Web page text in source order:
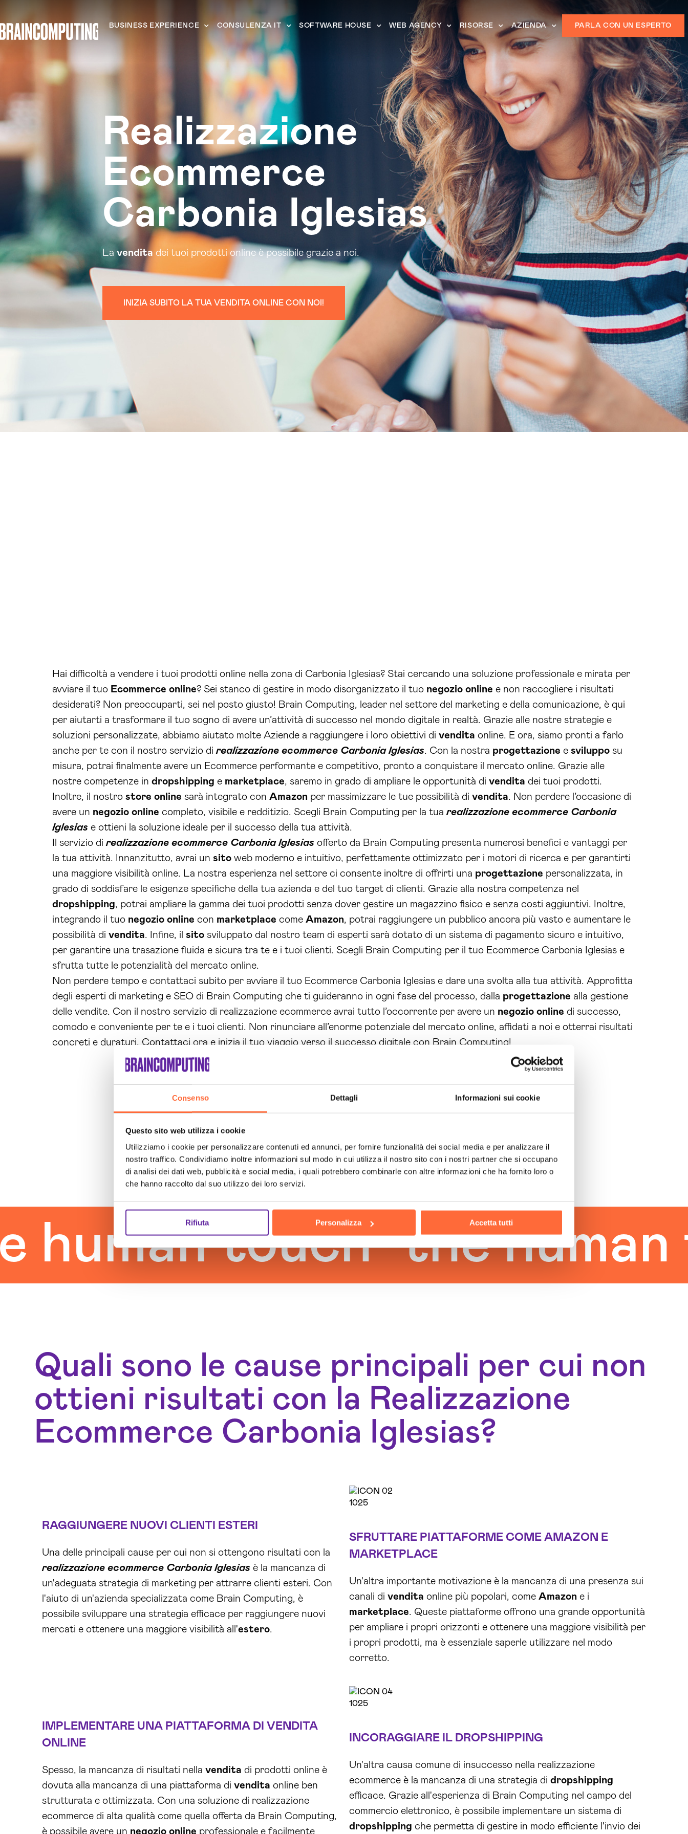
Consenso Dettagli Informazioni sui cookie
Questo sito web utilizza i cookie
Utilizziamo i cookie per personalizzare contenuti ed annunci, per fornire funzionalità dei social media e per analizzare il
nostro traffico. Condividiamo inoltre informazioni sul modo in cui utilizza il nostro sito con i nostri partner che si occupano
di analisi dei dati web, pubblicità e social media, i quali potrebbero combinarle con altre informazioni che ha fornito loro o
che hanno raccolto dal suo utilizzo dei loro servizi.
Rifiuta Personalizza Accetta tutti
BUSINESS EXPERIENCE CONSULENZA IT SOFTWARE HOUSE WEB AGENCY RISORSE AZIENDA PARLA CON UN ESPERTO
Realizzazione
Ecommerce
Carbonia Iglesias
La vendita dei tuoi prodotti online è possibile grazie a noi.
INIZIA SUBITO LA TUA VENDITA ONLINE CON NOI!
Hai difficoltà a vendere i tuoi prodotti online nella zona di Carbonia Iglesias? Stai cercando una soluzione professionale e mirata per
avviare il tuo Ecommerce online? Sei stanco di gestire in modo disorganizzato il tuo negozio online e non raccogliere i risultati
desiderati? Non preoccuparti, sei nel posto giusto! Brain Computing, leader nel settore del marketing e della comunicazione, è qui
per aiutarti a trasformare il tuo sogno di avere un’attività di successo nel mondo digitale in realtà. Grazie alle nostre strategie e
soluzioni personalizzate, abbiamo aiutato molte Aziende a raggiungere i loro obiettivi di vendita online. E ora, siamo pronti a farlo
anche per te con il nostro servizio direalizzazione ecommerce Carbonia Iglesias. Con la nostra progettazione e sviluppo su
misura, potrai finalmente avere un Ecommerce performante e competitivo, pronto a conquistare il mercato online. Grazie alle
nostre competenze in dropshipping e marketplace, saremo in grado di ampliare le opportunità di vendita dei tuoi prodotti.
Inoltre, il nostro store online sarà integrato con Amazon per massimizzare le tue possibilità di vendita. Non perdere l’occasione di
avere un negozio online completo, visibile e redditizio. Scegli Brain Computing per la tuarealizzazione ecommerce Carbonia
Iglesias e ottieni la soluzione ideale per il successo della tua attività.
Il servizio direalizzazione ecommerce Carbonia Iglesias offerto da Brain Computing presenta numerosi benefici e vantaggi per
la tua attività. Innanzitutto, avrai un sito web moderno e intuitivo, perfettamente ottimizzato per i motori di ricerca e per garantirti
una maggiore visibilità online. La nostra esperienza nel settore ci consente inoltre di offrirti una progettazione personalizzata, in
grado di soddisfare le esigenze specifiche della tua azienda e del tuo target di clienti. Grazie alla nostra competenza nel
dropshipping, potrai ampliare la gamma dei tuoi prodotti senza dover gestire un magazzino fisico e senza costi aggiuntivi. Inoltre,
integrando il tuo negozio online con marketplace come Amazon, potrai raggiungere un pubblico ancora più vasto e aumentare le
possibilità di vendita. Infine, il sito sviluppato dal nostro team di esperti sarà dotato di un sistema di pagamento sicuro e intuitivo,
per garantire una trasazione fluida e sicura tra te e i tuoi clienti. Scegli Brain Computing per il tuo Ecommerce Carbonia Iglesias e
sfrutta tutte le potenzialità del mercato online.
Non perdere tempo e contattaci subito per avviare il tuo Ecommerce Carbonia Iglesias e dare una svolta alla tua attività. Approfitta
degli esperti di marketing e SEO di Brain Computing che ti guideranno in ogni fase del processo, dalla progettazione alla gestione
delle vendite. Con il nostro servizio di realizzazione ecommerce avrai tutto l’occorrente per avere un negozio online di successo,
comodo e conveniente per te e i tuoi clienti. Non rinunciare all’enorme potenziale del mercato online, affidati a noi e otterrai risultati
concreti e duraturi. Contattaci ora e inizia il tuo viaggio verso il successo digitale con Brain Computing!
touch the human
Quali sono le cause principali per cui non
ottieni risultati con la Realizzazione
Ecommerce Carbonia Iglesias?
RAGGIUNGERE NUOVI CLIENTI ESTERI
Una delle principali cause per cui non si ottengono risultati con la
realizzazione ecommerce Carbonia Iglesias è la mancanza di
un'adeguata strategia di marketing per attrarre clienti esteri. Con
l'aiuto di un'azienda specializzata come Brain Computing, è
possibile sviluppare una strategia efficace per raggiungere nuovi
mercati e ottenere una maggiore visibilità all'estero.
SFRUTTARE PIATTAFORME COME AMAZON E
MARKETPLACE
Un'altra importante motivazione è la mancanza di una presenza sui
canali di vendita online più popolari, come Amazon e i
marketplace. Queste piattaforme offrono una grande opportunità
per ampliare i propri orizzonti e ottenere una maggiore visibilità per
i propri prodotti, ma è essenziale saperle utilizzare nel modo
corretto.
IMPLEMENTARE UNA PIATTAFORMA DI VENDITA
ONLINE
Spesso, la mancanza di risultati nella vendita di prodotti online è
dovuta alla mancanza di una piattaforma di vendita online ben
strutturata e ottimizzata. Con una soluzione di realizzazione
ecommerce di alta qualità come quella offerta da Brain Computing,
è possibile avere un negozio online professionale e facilmente
INCORAGGIARE IL DROPSHIPPING
Un'altra causa comune di insuccesso nella realizzazione
ecommerce è la mancanza di una strategia di dropshipping
efficace. Grazie all'esperienza di Brain Computing nel campo del
commercio elettronico, è possibile implementare un sistema di
dropshipping che permetta di gestire in modo efficiente l'invio dei